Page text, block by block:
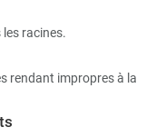
racines.
rendant impropres à la